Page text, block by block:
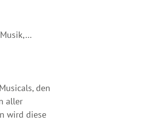
den
aller
wird diese